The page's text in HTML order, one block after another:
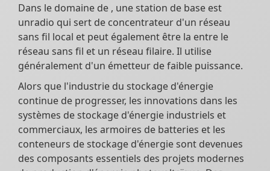
Dans le domaine de , une station de base est
unradio qui sert de concentrateur d'un réseau
sans fil local et peut également être la entre le
réseau sans fil et un réseau filaire. Il utilise
généralement d'un émetteur de faible puissance.
Alors que l'industrie du stockage d'énergie
continue de progresser, les innovations dans les
systèmes de stockage d'énergie industriels et
commerciaux, les armoires de batteries et les
conteneurs de stockage d'énergie sont devenues
des composants essentiels des projets modernes